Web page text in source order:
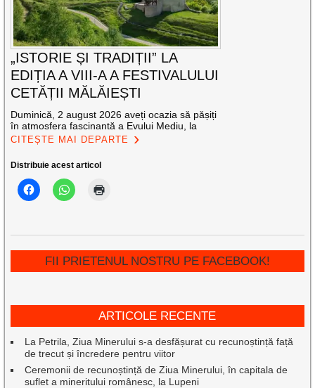
„ISTORIE ȘI TRADIȚII” LA
EDIȚIA A VIII-A A FESTIVALULUI
CETĂȚII MĂLĂIEȘTI
Duminică, 2 august 2026 aveți ocazia să pășiți
în atmosfera fascinantă a Evului Mediu, la
CITEȘTE MAI DEPARTE
Distribuie acest articol
FII PRIETENUL NOSTRU PE FACEBOOK!
ARTICOLE RECENTE
La Petrila, Ziua Minerului s-a desfășurat cu recunoștință față
de trecut și încredere pentru viitor
Ceremonii de recunoștință de Ziua Minerului, în capitala de
suflet a mineritului românesc, la Lupeni